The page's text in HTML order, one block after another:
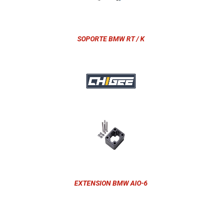
SOPORTE BMW RT / K
EXTENSION BMW AIO-6